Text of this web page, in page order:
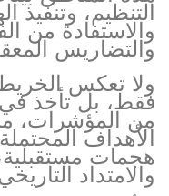
التنظيم، وتنفيذ
والاستفادة من
والتضاريس
ولا تعكس
فقط، بل تأخذ في
من المؤشرات،
الأهداف
هجمات
والامتداد